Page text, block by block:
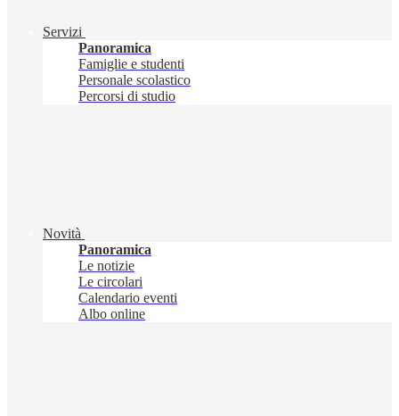
Servizi
Panoramica
Famiglie e studenti
Personale scolastico
Percorsi di studio
Novità
Panoramica
Le notizie
Le circolari
Calendario eventi
Albo online